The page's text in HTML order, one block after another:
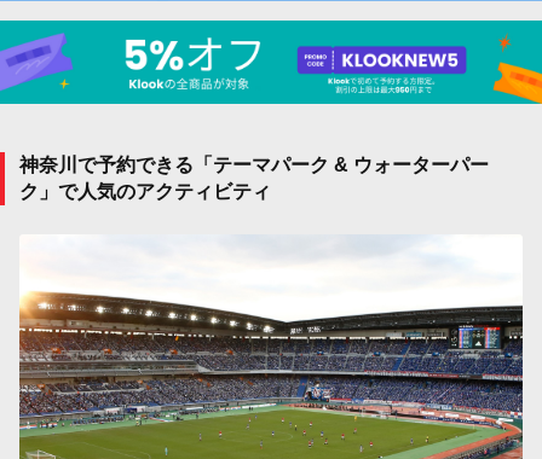
神奈川で予約できる「テーマパーク & ウォーターパー
ク」で人気のアクティビティ